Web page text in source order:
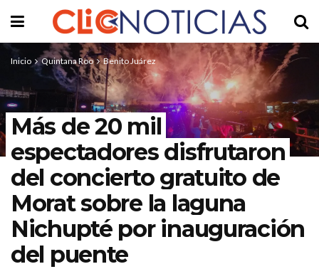
Inicio Quintana Roo Benito Juárez
Más de 20 mil
espectadores disfrutaron
del concierto gratuito de
Morat sobre la laguna
Nichupté por inauguración
del puente